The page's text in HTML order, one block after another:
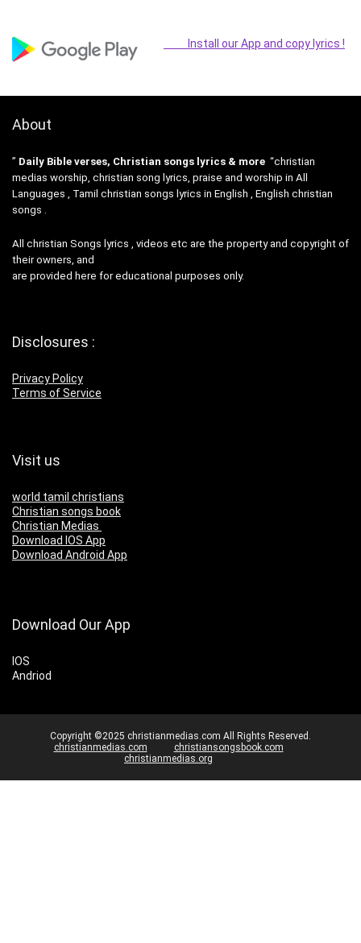
Install our App and copy lyrics !
About
” Daily Bible verses, Christian songs lyrics & more “christian
medias worship, christian song lyrics, praise and worship in All
Languages , Tamil christian songs lyrics in English , English christian
songs .
All christian Songs lyrics , videos etc are the property and copyright of
their owners, and
are provided here for educational purposes only.
Disclosures :
Privacy Policy
Terms of Service
Visit us
world tamil christians
Christian songs book
Christian Medias
Download IOS App
Download Android App
Download Our App
IOS
Andriod
Copyright ©2025 christianmedias.com All Rights Reserved.
christianmedias.com
christiansongsbook.com
christianmedias.org